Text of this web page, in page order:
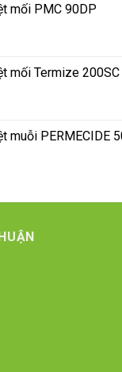
mối PMC 90DP
mối Termize 200SC
muỗi PERMECIDE